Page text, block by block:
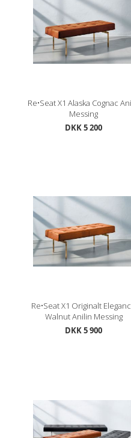
Re•Seat X1 Alaska Cognac
Messing
DKK 5 200
Re•Seat X1 Originalt
Walnut Anilin Messing
DKK 5 900